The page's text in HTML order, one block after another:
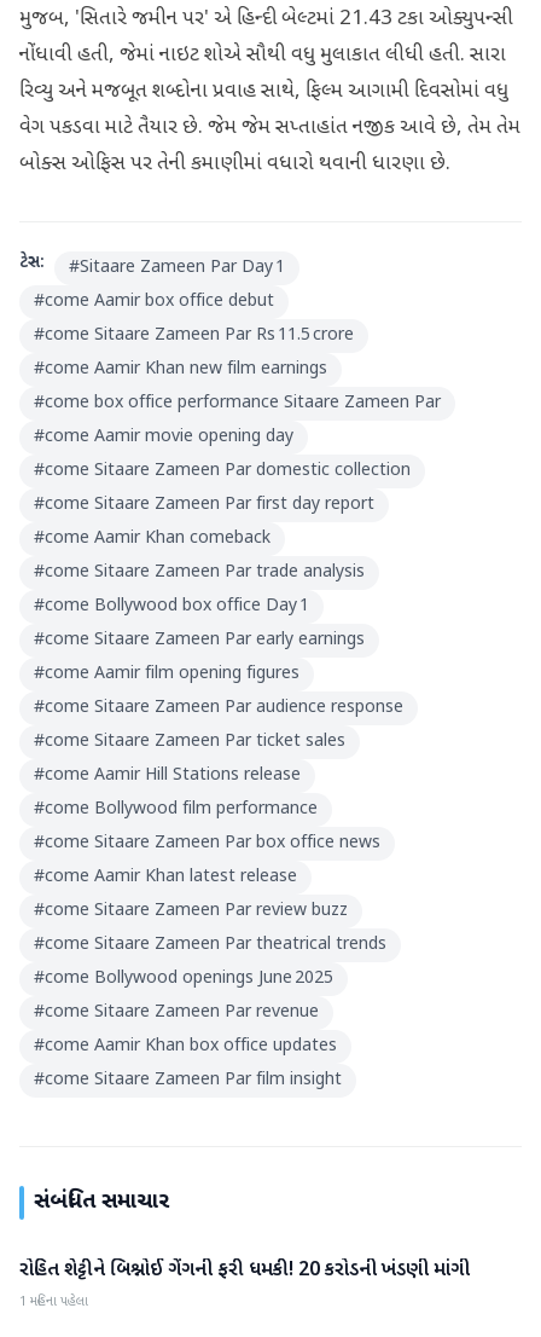
મુજબ, 'સિતારે જમીન પર' એ હિન્દી બેલ્ટમાં 21.43 ટકા ઓક્યુપન્સી
નોંધાવી હતી, જેમાં નાઇટ શોએ સૌથી વધુ મુલાકાત લીધી હતી. સારા
રિવ્યુ અને મજબૂત શબ્દોના પ્રવાહ સાથે, ફિલ્મ આગામી દિવસોમાં વધુ
વેગ પકડવા માટે તૈયાર છે. જેમ જેમ સપ્તાહાંત નજીક આવે છે, તેમ તેમ
બોક્સ ઓફિસ પર તેની કમાણીમાં વધારો થવાની ધારણા છે.
ટેગ્સ: #Sitaare Zameen Par Day 1
#come Aamir box office debut
#come Sitaare Zameen Par Rs 11.5 crore
#come Aamir Khan new film earnings
#come box office performance Sitaare Zameen Par
#come Aamir movie opening day
#come Sitaare Zameen Par domestic collection
#come Sitaare Zameen Par first day report
#come Aamir Khan comeback
#come Sitaare Zameen Par trade analysis
#come Bollywood box office Day 1
#come Sitaare Zameen Par early earnings
#come Aamir film opening figures
#come Sitaare Zameen Par audience response
#come Sitaare Zameen Par ticket sales
#come Aamir Hill Stations release
#come Bollywood film performance
#come Sitaare Zameen Par box office news
#come Aamir Khan latest release
#come Sitaare Zameen Par review buzz
#come Sitaare Zameen Par theatrical trends
#come Bollywood openings June 2025
#come Sitaare Zameen Par revenue
#come Aamir Khan box office updates
#come Sitaare Zameen Par film insight
સંબંધિત સમાચાર
મનોરંજન
રોહિત શેટ્ટીને બિશ્નોઈ ગેંગની ફરી ધમકી! 20 કરોડની ખંડણી માંગી
1 મહિના પહેલા